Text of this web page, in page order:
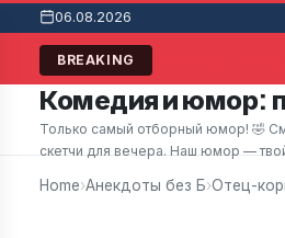
06.08.2026
BREAKINGМужчина в
Комедия и юмор:
Только самый отборный юмор! 🤣
скетчи для вечера. Наш юмор —
Home›Анекдоты без Б›Отец-